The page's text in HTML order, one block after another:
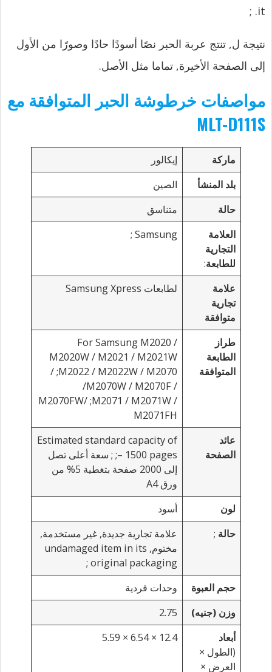
it.
;
نتيجة ل, تنتج عربة الحبر نصًا أسودًا حادًا وصورًا من الأول
إلى الصفحة الأخيرة, تماما مثل الأصل.
مواصفات خرطوشة الحبر المتوافقة مع
MLT-D111S
ماركة
إيكالور
بلد المنشأ
الصين
حالة
متناسق
العلامة
التجارية
للطابعة:
Samsung
;
علامة
تجارية
متوافقة
لطابعات Samsung Xpress
طراز
الطابعة
المتوافقة
For Samsung M2020 /
M2020W / M2021 / M2021W
/;M2022 / M2022W / M2070
/M2070W / M2070F /
M2070FW/;M2071 / M2071W /
M2071FH
عائد
الصفحة
Estimated standard capacity of
1500 pages –
; ; سعة أعلى تصل
إلى 2000 صفحة بتغطية 5% من
ورق A4
لون
أسود
حالة ;
علامة تجارية جديدة, غير مستخدمة,
مختوم, undamaged item in its
original packaging
;
حجم العبوة
وحدات فردية
وزن (جنيه)
2.75
أبعاد
(الطول ×
العرض ×
12.4 × 6.54 × 5.59